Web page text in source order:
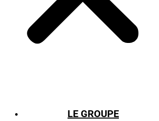
LE GROUPE